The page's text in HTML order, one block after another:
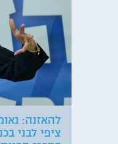
להאזנה:
ציפי לבני